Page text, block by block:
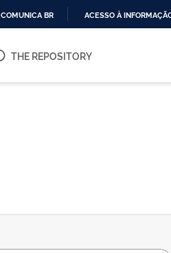
O
COMUNICA BR ACESSO À
THE REPOSITORY